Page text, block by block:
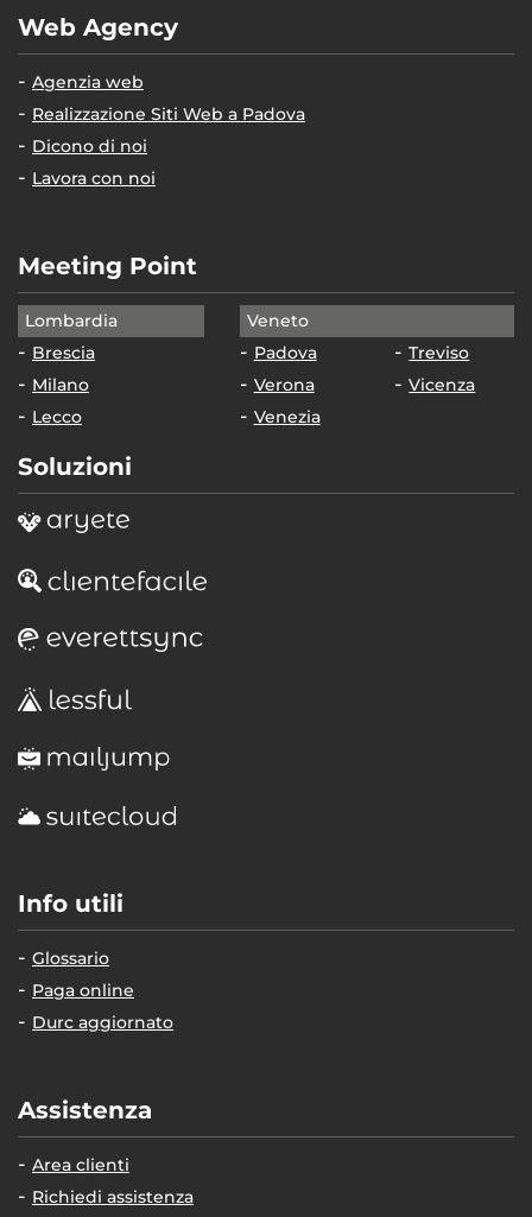
Web Agency
Agenzia web
Realizzazione Siti Web a Padova
Dicono di noi
Lavora con noi
Meeting Point
Lombardia
Brescia
Milano
Lecco
Veneto
Padova
Verona
Venezia
Treviso
Vicenza
Soluzioni
Info utili
Glossario
Paga online
Durc aggiornato
Assistenza
Area clienti
Richiedi assistenza